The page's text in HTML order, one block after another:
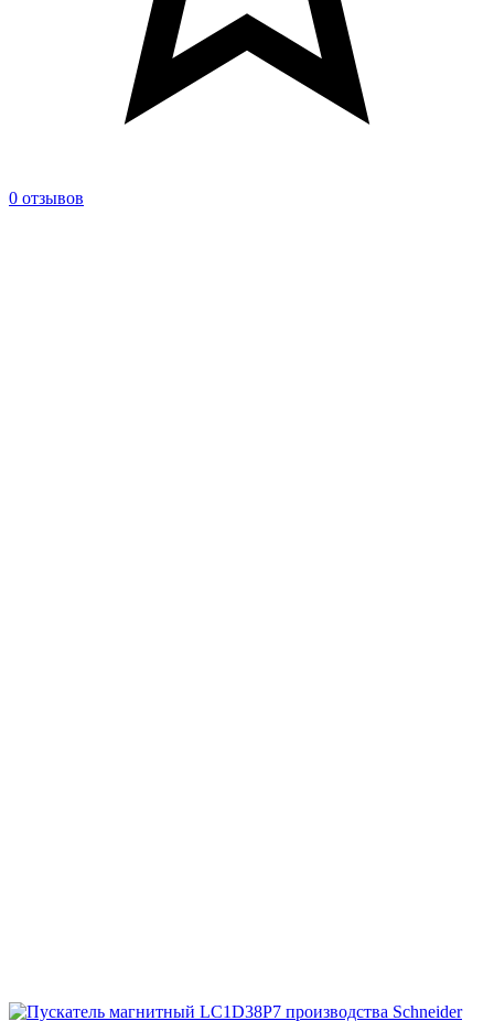
0 отзывов